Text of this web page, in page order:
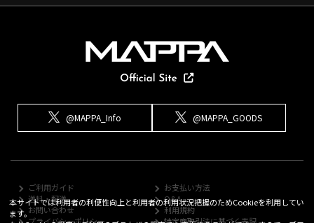
@MAPPA_Info @MAPPA_GOODS
ご利用ガイド
お支払い方法
送料・配送
Q&A
お問い合わせ
利用規約
プライバシーポリシー
特定商取引法に基づく表記
本サイトでは利用者の利便性向上と利用者の利用状況把握のためCookieを利用してい
ます。